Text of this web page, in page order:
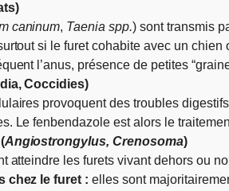
caninum, Taenia spp.) sont transmis
si le furet cohabite avec un chien
l’anus, présence de petites
Coccidies)
provoquent des troubles
Le fenbendazole est alors le
Angiostrongylus, Crenosoma)
atteindre les furets vivant dehors ou
chez le furet : elles sont